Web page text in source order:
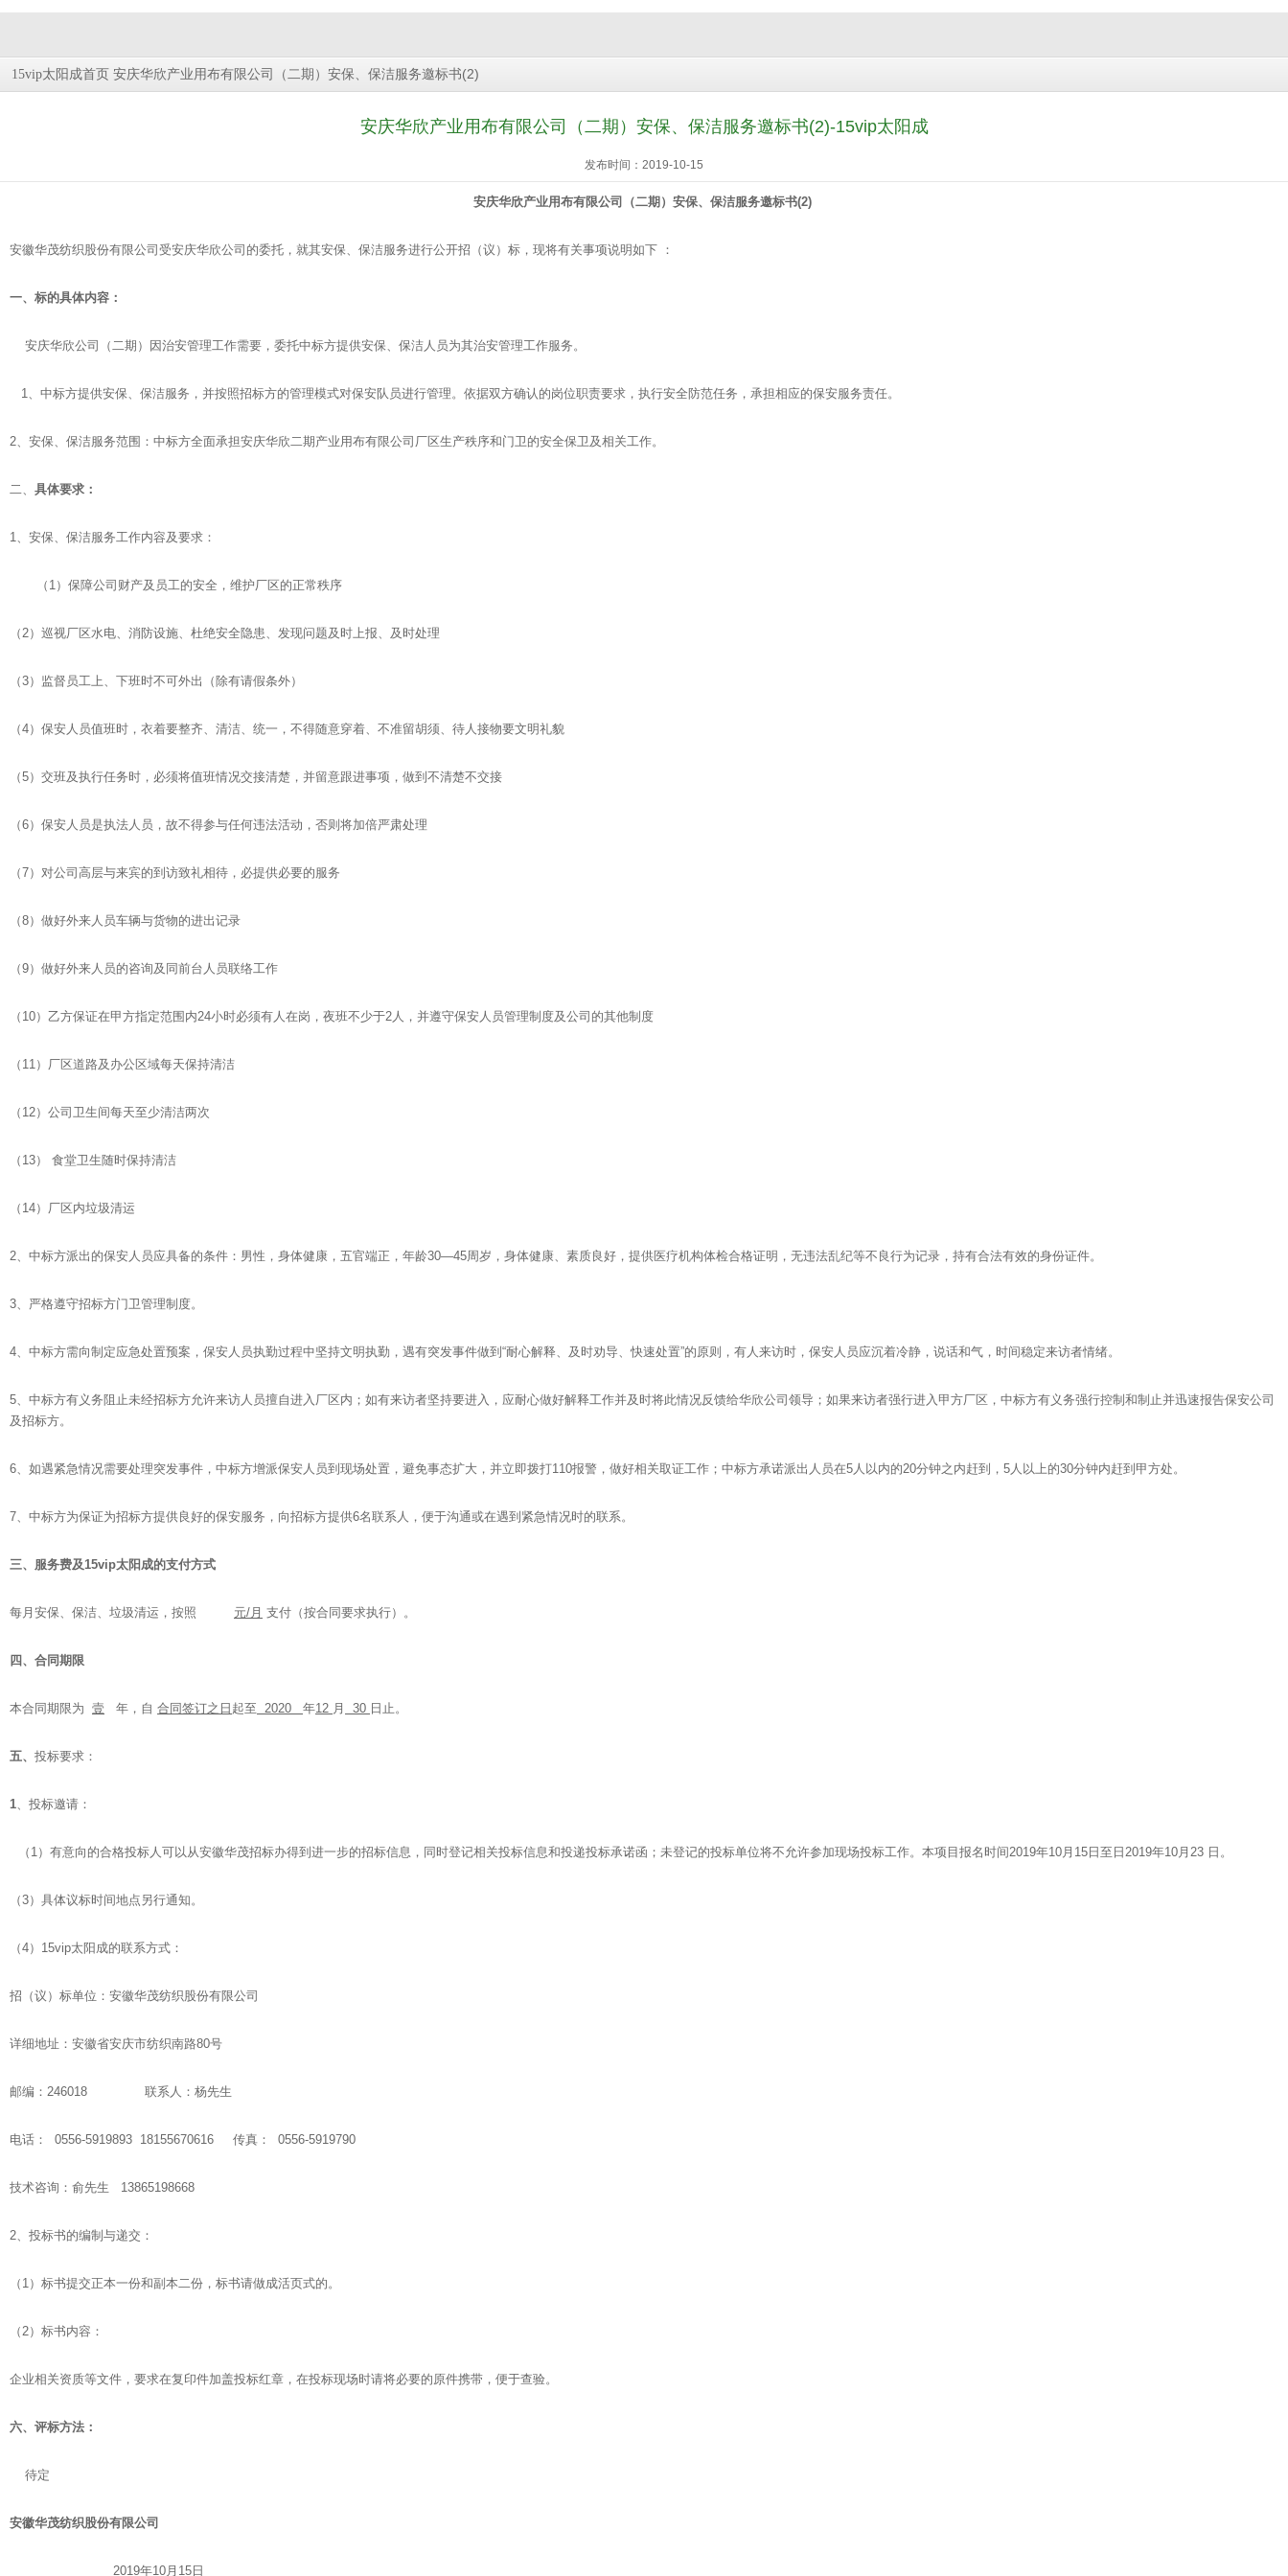
15vip太阳成首页 安庆华欣产业用布有限公司（二期）安保、保洁服务邀标书(2)
安庆华欣产业用布有限公司（二期）安保、保洁服务邀标书(2)-15vip太阳成
发布时间：2019-10-15
安庆华欣产业用布有限公司（二期）安保、保洁服务邀标书(2)
安徽华茂纺织股份有限公司受安庆华欣公司的委托，就其安保、保洁服务进行公开招（议）标，现将有关事项说明如下 ：
一、标的具体内容：
安庆华欣公司（二期）因治安管理工作需要，委托中标方提供安保、保洁人员为其治安管理工作服务。
1、中标方提供安保、保洁服务，并按照招标方的管理模式对保安队员进行管理。依据双方确认的岗位职责要求，执行安全防范任务，承担相应的保安服务责任。
2、安保、保洁服务范围：中标方全面承担安庆华欣二期产业用布有限公司厂区生产秩序和门卫的安全保卫及相关工作。
二、 具体要求：
1、安保、保洁服务工作内容及要求：
（1）保障公司财产及员工的安全，维护厂区的正常秩序
（2）巡视厂区水电、消防设施、杜绝安全隐患、发现问题及时上报、及时处理
（3）监督员工上、下班时不可外出（除有请假条外）
（4）保安人员值班时，衣着要整齐、清洁、统一，不得随意穿着、不准留胡须、待人接物要文明礼貌
（5）交班及执行任务时，必须将值班情况交接清楚，并留意跟进事项，做到不清楚不交接
（6）保安人员是执法人员，故不得参与任何违法活动，否则将加倍严肃处理
（7）对公司高层与来宾的到访致礼相待，必提供必要的服务
（8）做好外来人员车辆与货物的进出记录
（9）做好外来人员的咨询及同前台人员联络工作
（10）乙方保证在甲方指定范围内24小时必须有人在岗，夜班不少于2人，并遵守保安人员管理制度及公司的其他制度
（11）厂区道路及办公区域每天保持清洁
（12）公司卫生间每天至少清洁两次
（13） 食堂卫生随时保持清洁
（14）厂区内垃圾清运
2、中标方派出的保安人员应具备的条件：男性，身体健康，五官端正，年龄30—45周岁，身体健康、素质良好，提供医疗机构体检合格证明，无违法乱纪等不良行为记录，持有合法有效的身份证件。
3、严格遵守招标方门卫管理制度。
4、中标方需向制定应急处置预案，保安人员执勤过程中坚持文明执勤，遇有突发事件做到“耐心解释、及时劝导、快速处置”的原则，有人来访时，保安人员应沉着冷静，说话和气，时间稳定来访者情绪。
5、中标方有义务阻止未经招标方允许来访人员擅自进入厂区内；如有来访者坚持要进入，应耐心做好解释工作并及时将此情况反馈给华欣公司领导；如果来访者强行进入甲方厂区，中标方有义务强行控制和制止并迅速报告保安公司
及招标方。
6、如遇紧急情况需要处理突发事件，中标方增派保安人员到现场处置，避免事态扩大，并立即拨打110报警，做好相关取证工作；中标方承诺派出人员在5人以内的20分钟之内赶到，5人以上的30分钟内赶到甲方处。
7、中标方为保证为招标方提供良好的保安服务，向招标方提供6名联系人，便于沟通或在遇到紧急情况时的联系。
三、服务费及15vip太阳成的支付方式
每月安保、保洁、垃圾清运，按照 元/月 支付（按合同要求执行）。
四、合同期限
本合同期限为 壹 年，自 合同签订之日 起至 2020 年12 月 30 日止。
五、 投标要求：
1、投标邀请：
（1）有意向的合格投标人可以从安徽华茂招标办得到进一步的招标信息，同时登记相关投标信息和投递投标承诺函；未登记的投标单位将不允许参加现场投标工作。本项目报名时间2019年10月15日至日2019年10月23 日。
（3）具体议标时间地点另行通知。
（4）15vip太阳成的联系方式：
招（议）标单位：安徽华茂纺织股份有限公司
详细地址：安徽省安庆市纺织南路80号
邮编：246018 联系人：杨先生
电话： 0556-5919893 18155670616 传真： 0556-5919790
技术咨询：俞先生 13865198668
2、投标书的编制与递交：
（1）标书提交正本一份和副本二份，标书请做成活页式的。
（2）标书内容：
企业相关资质等文件，要求在复印件加盖投标红章，在投标现场时请将必要的原件携带，便于查验。
六、评标方法：
待定
安徽华茂纺织股份有限公司
2019年10月15日